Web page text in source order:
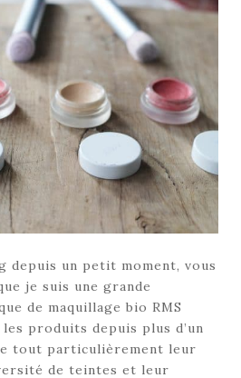
depuis un petit moment, vous
je suis une grande
de maquillage bio RMS
produits depuis plus d’un
tout particulièrement leur
de teintes et leur